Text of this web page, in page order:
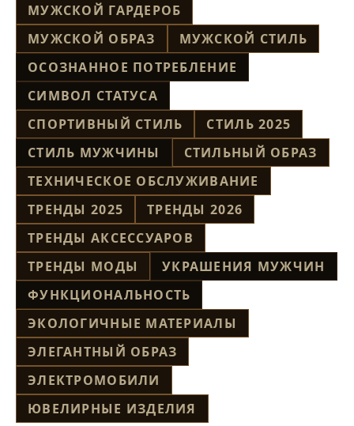
МУЖСКОЙ ГАРДЕРОБ
МУЖСКОЙ ОБРАЗ
МУЖСКОЙ СТИЛЬ
ОСОЗНАННОЕ ПОТРЕБЛЕНИЕ
СИМВОЛ СТАТУСА
СПОРТИВНЫЙ СТИЛЬ
СТИЛЬ 2025
СТИЛЬ МУЖЧИНЫ
СТИЛЬНЫЙ ОБРАЗ
ТЕХНИЧЕСКОЕ ОБСЛУЖИВАНИЕ
ТРЕНДЫ 2025
ТРЕНДЫ 2026
ТРЕНДЫ АКСЕССУАРОВ
ТРЕНДЫ МОДЫ
УКРАШЕНИЯ МУЖЧИН
ФУНКЦИОНАЛЬНОСТЬ
ЭКОЛОГИЧНЫЕ МАТЕРИАЛЫ
ЭЛЕГАНТНЫЙ ОБРАЗ
ЭЛЕКТРОМОБИЛИ
ЮВЕЛИРНЫЕ ИЗДЕЛИЯ